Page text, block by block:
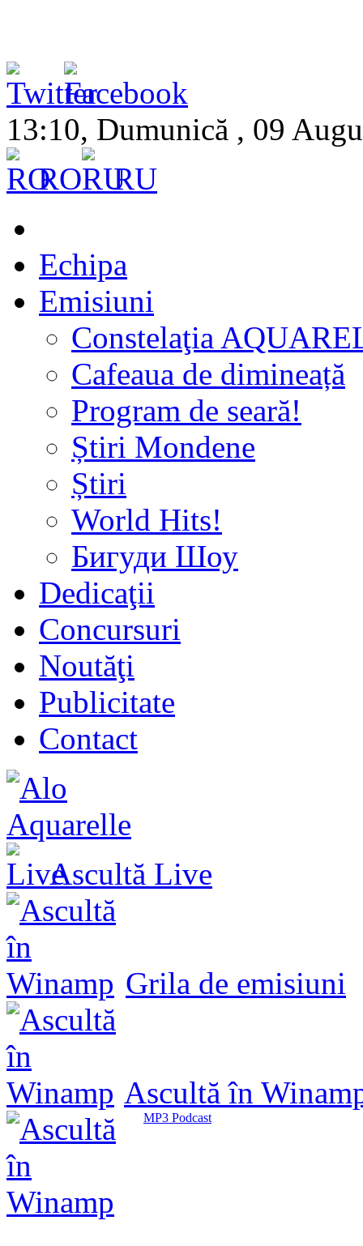
13:10, Dumunică , 09
RO
RU
Echipa
Emisiuni
Constelaţia
Cafeaua de dimineață
Program de seară!
Știri Mondene
Știri
World Hits!
Бигуди Шоу
Dedicaţii
Concursuri
Noutăţi
Publicitate
Contact
Ascultă Live
Grila de emisiuni
Ascultă în
MP3 Podcast